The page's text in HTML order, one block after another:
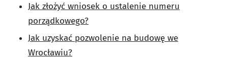
Jak złożyć wniosek o ustalenie numeru
porządkowego?
Jak uzyskać pozwolenie na budowę we
Wrocławiu?